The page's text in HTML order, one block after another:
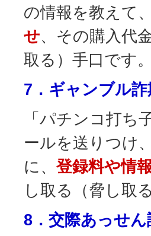
の情報を教えて、
せ、その購入代
取る）手口です。
7．ギャンブル詐
「パチンコ打ち
ールを送りつけ
に、 登録料や情
し取る（脅し取
8．交際あっせん